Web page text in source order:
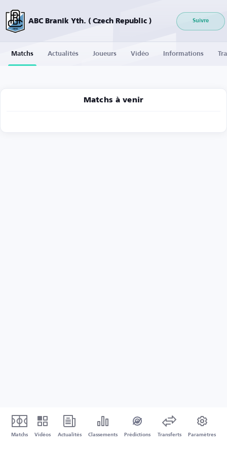
ABC Branik Yth. ( Czech Republic ) Suivre
Matchs Actualités Joueurs Vidéo Informations
Matchs à venir
Matchs Vidéos Actualités Classements Prédictions Transferts Paramètres